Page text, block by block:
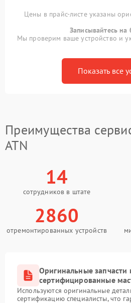
Цены в прайс-листе указаны
Записывайтесь на
Мы проверим ваше устройство и
Показать все
Преимущества
ATN
14
сотрудников в штате
2860
отремонтированных устройств
Оригинальные запчасти
сертифицированные
Используются оригинальные
сертификацию специалисты, что